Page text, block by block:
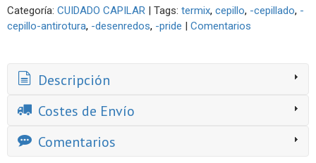
Categoría: CUIDADO CAPILAR Tags: termix cepillo -cepillado -
cepillo-antirotura -desenredos -pride Comentarios
Descripción
Costes de Envío
Comentarios